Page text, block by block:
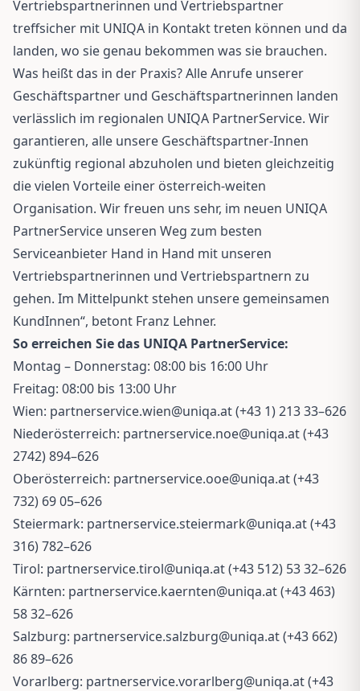
Vertriebspartnerinnen und Vertriebspartner
treffsicher mit UNIQA in Kontakt treten können und da
landen, wo sie genau bekommen was sie brauchen.
Was heißt das in der Praxis? Alle Anrufe unserer
Geschäftspartner und Geschäftspartnerinnen landen
verlässlich im regionalen UNIQA PartnerService. Wir
garantieren, alle unsere Geschäftspartner-Innen
zukünftig regional abzuholen und bieten gleichzeitig
die vielen Vorteile einer österreich-weiten
Organisation. Wir freuen uns sehr, im neuen UNIQA
PartnerService unseren Weg zum besten
Serviceanbieter Hand in Hand mit unseren
Vertriebspartnerinnen und Vertriebspartnern zu
gehen. Im Mittelpunkt stehen unsere gemeinsamen
KundInnen“, betont Franz Lehner.
So erreichen Sie das UNIQA PartnerService:
Montag – Donnerstag: 08:00 bis 16:00 Uhr
Freitag: 08:00 bis 13:00 Uhr
Wien: partnerservice.wien@uniqa.at(+43 1) 213 33–626
Niederösterreich: partnerservice.noe@uniqa.at(+43
2742) 894–626
Oberösterreich: partnerservice.ooe@uniqa.at(+43
732) 69 05–626
Steiermark: partnerservice.steiermark@uniqa.at(+43
316) 782–626
Tirol: partnerservice.tirol@uniqa.at(+43 512) 53 32–626
Kärnten: partnerservice.kaernten@uniqa.at(+43 463)
58 32–626
Salzburg: partnerservice.salzburg@uniqa.at(+43 662)
86 89–626
Vorarlberg: partnerservice.vorarlberg@uniqa.at(+43